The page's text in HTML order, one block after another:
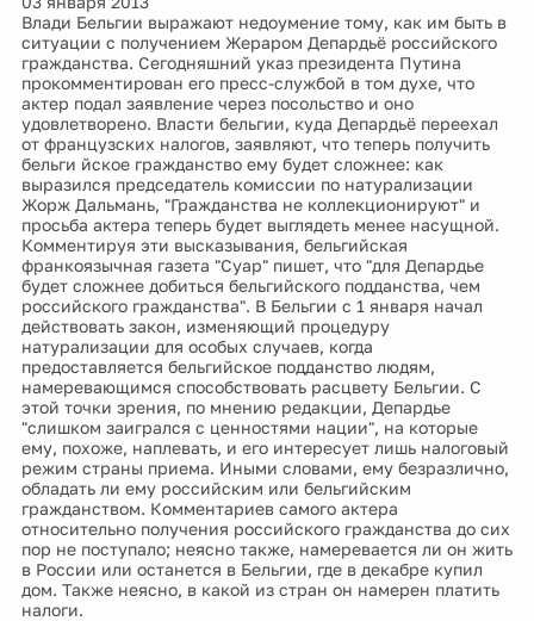
Влади Бельгии выражают недоумение тому, как им быть в
ситуации с получением Жераром Депардьё российского
гражданства. Сегодняшний указ президента Путина
прокомментирован его пресс-службой в том духе, что
актер подал заявление через посольство и оно
удовлетворено. Власти бельгии, куда Депардьё переехал
от французских налогов, заявляют, что теперь получить
бельги йское гражданство ему будет сложнее: как
выразился председатель комиссии по натурализации
Жорж Дальмань, "Гражданства не коллекционируют" и
просьба актера теперь будет выглядеть менее насущной.
Комментируя эти высказывания, бельгийская
франкоязычная газета "Суар" пишет, что "для Депардье
будет сложнее добиться бельгийского подданства, чем
российского гражданства". В Бельгии с 1 января начал
действовать закон, изменяющий процедуру
натурализации для особых случаев, когда
предоставляется бельгийское подданство людям,
намеревающимся способствовать расцвету Бельгии. С
этой точки зрения, по мнению редакции, Депардье
"слишком заигрался с ценностями нации", на которые
ему, похоже, наплевать, и его интересует лишь налоговый
режим страны приема. Иными словами, ему безразлично,
обладать ли ему российским или бельгийским
гражданством. Комментариев самого актера
относительно получения российского гражданства до сих
пор не поступало; неясно также, намеревается ли он жить
в России или останется в Бельгии, где в декабре купил
дом. Также неясно, в какой из стран он намерен платить
налоги.